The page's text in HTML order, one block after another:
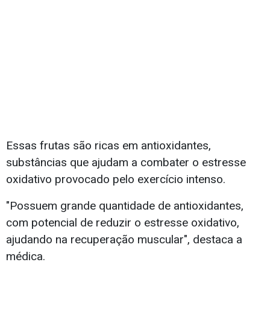
Essas frutas são ricas em antioxidantes,
substâncias que ajudam a combater o estresse
oxidativo provocado pelo exercício intenso.
"Possuem grande quantidade de antioxidantes,
com potencial de reduzir o estresse oxidativo,
ajudando na recuperação muscular", destaca a
médica.